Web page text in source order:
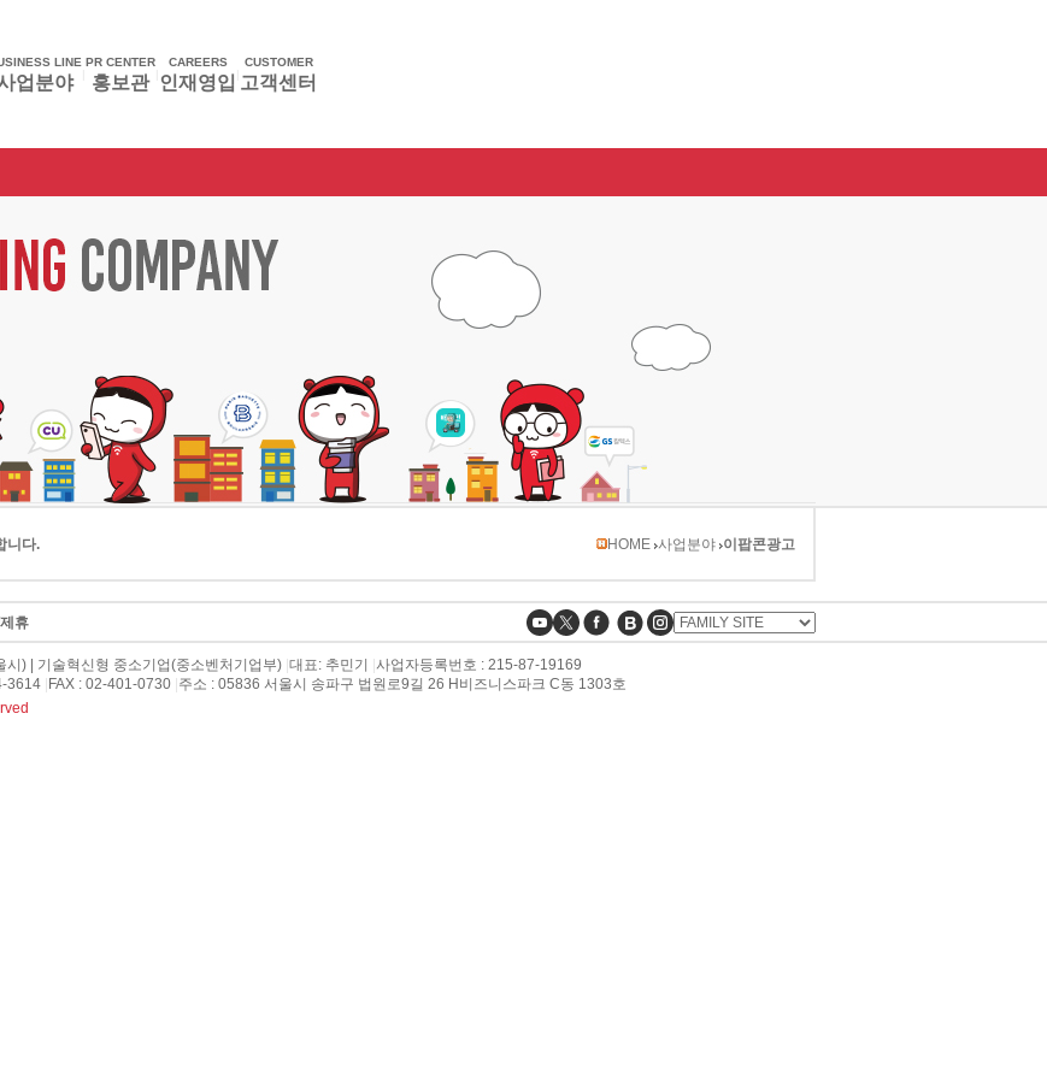
LINE
업분야
PR CENTER
홍보관
CAREERS
인재영입
CUSTOMER
고객센터
니다. HOME 사업분야 이팝콘광고
휴
시) | 기술혁신형 중소기업(중소벤처기업부) 대표: 추민기
사업자등록번호 : 215-87-19169
3614 FAX : 02-401-0730 주소 : 05836 서울시 송파구 법원로9길 26 H비즈니스파크 C동 1303호